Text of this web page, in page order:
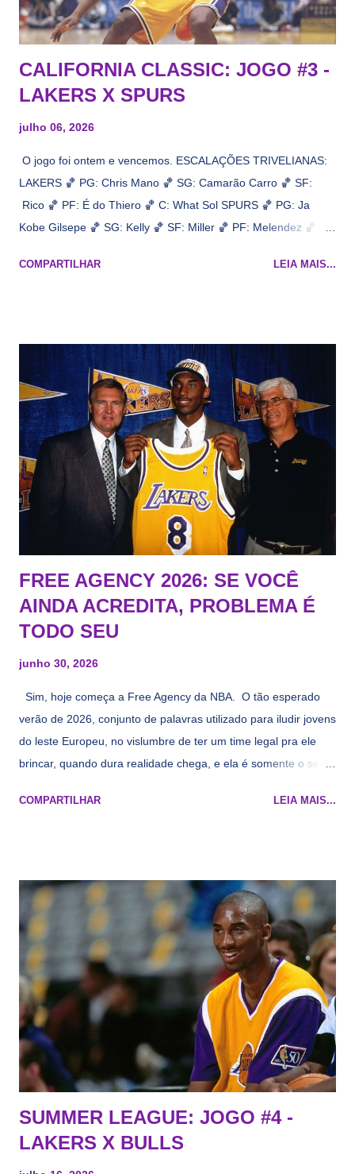
CALIFORNIA CLASSIC: JOGO #3 -
LAKERS X SPURS
julho 06, 2026
O jogo foi ontem e vencemos. ESCALAÇÕES TRIVELIANAS:
LAKERS 🏀 PG: Chris Mano 🏀 SG: Camarão Carro 🏀 SF:
Rico 🏀 PF: É do Thiero 🏀 C: What Sol SPURS 🏀 PG: Ja
Kobe Gilsepe 🏀 SG: Kelly 🏀 SF: Miller 🏀 PF: Melendez 🏀 C:
Na quadra Transmissão: NBA League Pass
COMPARTILHAR LEIA MAIS...
FREE AGENCY 2026: SE VOCÊ
AINDA ACREDITA, PROBLEMA É
TODO SEU
junho 30, 2026
Sim, hoje começa a Free Agency da NBA. O tão esperado
verão de 2026, conjunto de palavras utilizado para iludir jovens
do leste Europeu, no vislumbre de ter um time legal pra ele
brincar, quando dura realidade chega, e ela é somente o seu
cara de decrépito, mas que aparentemente ainda é jovem.
vezes a gente esquece mesmo. Então, como diria o Marcelo
Tas no Telecurso 2000 , É HORA DA REVISÃO! Ah, e quase
todos esses nomes foram linkados ao Lakers. Se de fato há o
interesse, não importa, o nosso compromisso é sempre com a
informação, a veracidade vem depois. E do Lakers hein? Até
agora nada de Ruim Hachaomuro (dizem que Nets tem
interesse) e LeBrão James - esse sendo assediado pelo
Draymond Green enquanto chora pro Cavs contrat...
COMPARTILHAR LEIA MAIS...
SUMMER LEAGUE: JOGO #4 -
LAKERS X BULLS